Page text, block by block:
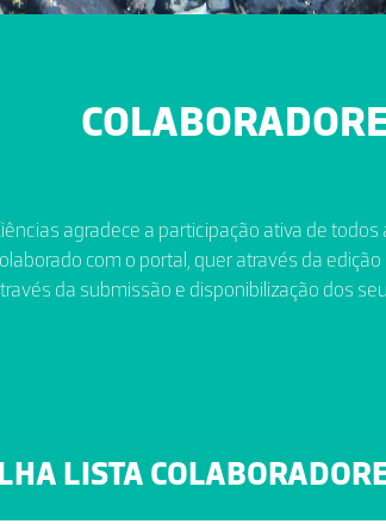
agradece a participação ativa de
com o portal, quer através da
da submissão e disponibilização dos
LISTA